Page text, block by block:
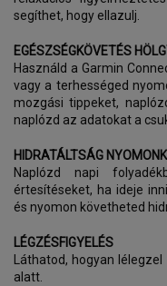
segíthet, hogy ellazulj.
EGÉSZSÉGKÖVETÉS
Használd a Garmin
vagy a terhességed
mozgási tippeket,
naplózd az adatokat a
HIDRATÁLTSÁG
Naplózd napi
értesítéseket, ha ideje
és nyomon követheted
LÉGZÉSFIGYELÉS
Láthatod, hogyan
alatt.